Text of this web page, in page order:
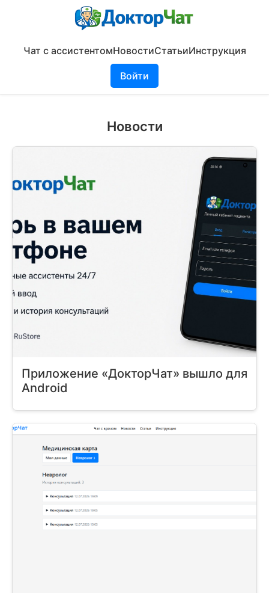
Чат с ассистентомНовостиСтатьиИнструкция
Войти
Новости
Приложение «ДокторЧат» вышло для
Android